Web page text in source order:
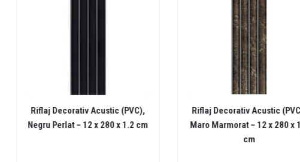
Riflaj Decorativ Acustic (PVC),
Negru Perlat – 12 x 280 x 1.2 cm
Riflaj Decorativ Acustic (PVC),
Maro Marmorat – 12 x 280 x 1.2
cm